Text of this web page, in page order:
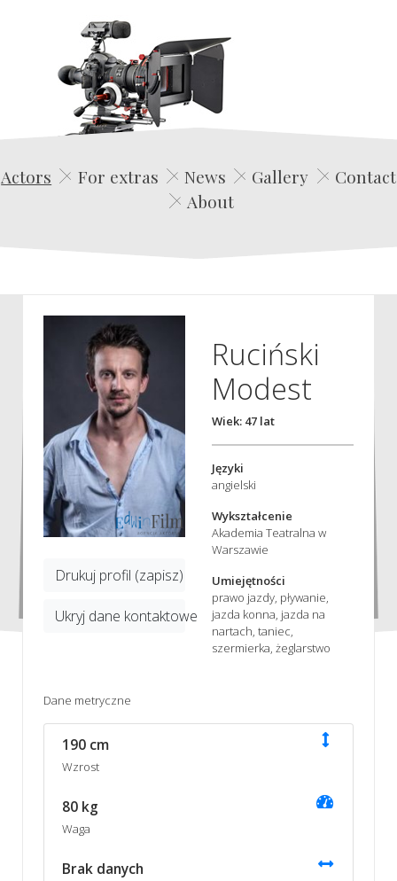
Edwin Film Agencja Aktorska
Actors For extras News Gallery
Contact
About
Drukuj profil (zapisz)
Ukryj dane kontaktowe
Ruciński
Modest
Wiek: 47 lat
Języki
angielski
Wykształcenie
Akademia Teatralna w
Warszawie
Umiejętności
prawo jazdy, pływanie,
jazda konna, jazda na
nartach, taniec,
szermierka, żeglarstwo
Dane metryczne
190 cm
Wzrost
80 kg
Waga
Brak danych